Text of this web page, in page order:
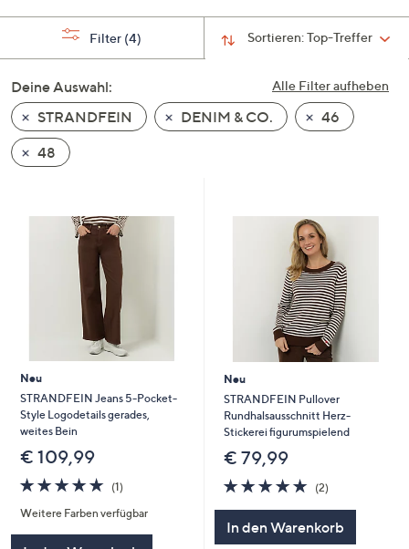
nach
und
nach
unten
oder
wischen
Sie
diese
anzuzeigen.
Sortieren:Top-Treffer
Filter (4)
Alle Filter aufheben
Deine Auswahl:
STRANDFEIN
DENIM & CO.
46
48
Neu
STRANDFEIN Jeans 5-Pocket-
Style Logodetails gerades,
weites Bein
€ 109,99
5.0
von
5
(1)1
Weitere Farben verfügbar
Neu
STRANDFEIN Pullover
Rundhalsausschnitt Herz-
Stickerei figurumspielend
€ 79,99
5.0
von
(2)2
In den Warenkorb